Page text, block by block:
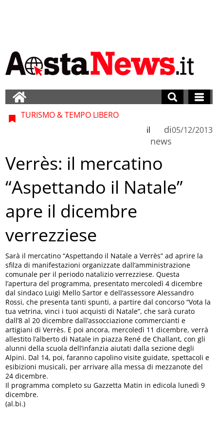
TURISMO & TEMPO LIBERO
di
news
il 05/12/2013
Verrès: il mercatino
“Aspettando il Natale”
apre il dicembre
verrezziese
Sarà il mercatino “Aspettando il Natale a Verrès” ad aprire la
sfilza di manifestazioni organizzate dall’amministrazione
comunale per il periodo natalizio verrezziese. Questa
l’apertura del programma, presentato mercoledì 4 dicembre
dal sindaco Luigi Mello Sartor e dell’assessore Alessandro
Rossi, che presenta tanti spunti, a partire dal concorso “Vota la
tua vetrina, vinci i tuoi acquisti di Natale”, che sarà curato
dall’8 al 20 dicembre dall’assocciazione commercianti e
artigiani di Verrès. E poi ancora, mercoledì 11 dicembre, verrà
allestito l’alberto di Natale in piazza René de Challant, con gli
alunni della scuola dell’infanzia aiutati dalla sezione degli
Alpini. Dal 14, poi, faranno capolino visite guidate, spettacoli e
esibizioni musicali, per arrivare alla messa di mezzanote del
24 dicembre.
Il programma completo su Gazzetta Matin in edicola lunedì 9
dicembre.
(al.bi.)